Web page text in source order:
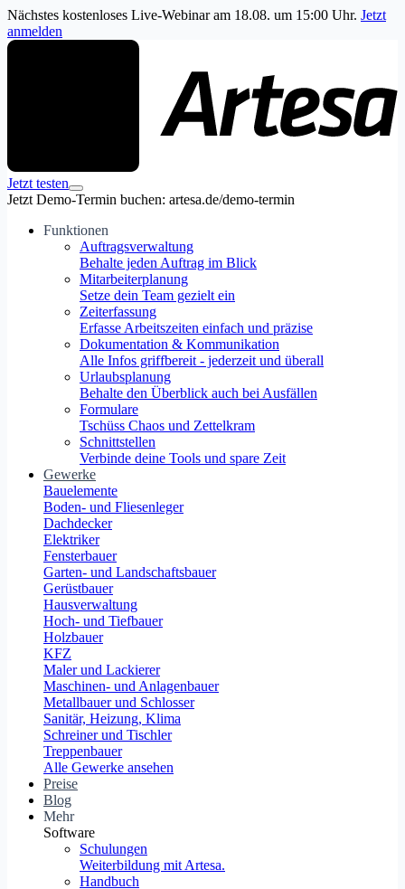
Nächstes kostenloses Live-Webinar am 18.08. um 15:00 Uhr. Jetzt
anmelden
Jetzt testen
Jetzt Demo-Termin buchen: artesa.de/demo-termin
Funktionen
Auftragsverwaltung
Behalte jeden Auftrag im Blick
Mitarbeiterplanung
Setze dein Team gezielt ein
Zeiterfassung
Erfasse Arbeitszeiten einfach und präzise
Dokumentation & Kommunikation
Alle Infos griffbereit - jederzeit und überall
Urlaubsplanung
Behalte den Überblick auch bei Ausfällen
Formulare
Tschüss Chaos und Zettelkram
Schnittstellen
Verbinde deine Tools und spare Zeit
Gewerke
Bauelemente
Boden- und Fliesenleger
Dachdecker
Elektriker
Fensterbauer
Garten- und Landschaftsbauer
Gerüstbauer
Hausverwaltung
Hoch- und Tiefbauer
Holzbauer
KFZ
Maler und Lackierer
Maschinen- und Anlagenbauer
Metallbauer und Schlosser
Sanitär, Heizung, Klima
Schreiner und Tischler
Treppenbauer
Alle Gewerke ansehen
Preise
Blog
Mehr
Software
Schulungen
Weiterbildung mit Artesa.
Handbuch